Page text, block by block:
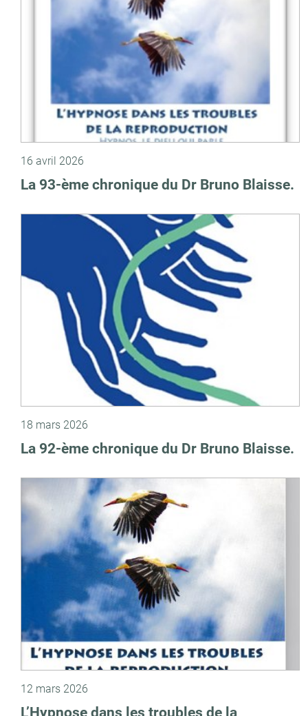
16 avril 2026
La 93-ème chronique du Dr Bruno Blaisse.
18 mars 2026
La 92-ème chronique du Dr Bruno Blaisse.
12 mars 2026
L’Hypnose dans les troubles de la